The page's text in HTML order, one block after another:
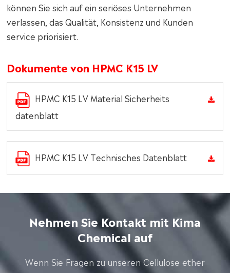
können Sie sich auf ein seriöses Unternehmen
verlassen, das Qualität, Konsistenz und Kunden
service priorisiert.
Dokumente von HPMC K15 LV
HPMC K15 LV Material Sicherheits
datenblatt
HPMC K15 LV Technisches Datenblatt
Nehmen Sie Kontakt mit Kima
Chemical auf
Wenn Sie Fragen zu unseren Cellulose ether